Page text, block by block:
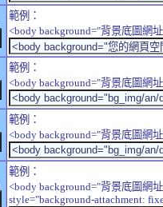
範例：
<body background="背景底圖網
範例：
<body background="背景底圖網
範例：
<body background="背景底圖網
範例：
<body background="背景底圖網
style="background-attachment: